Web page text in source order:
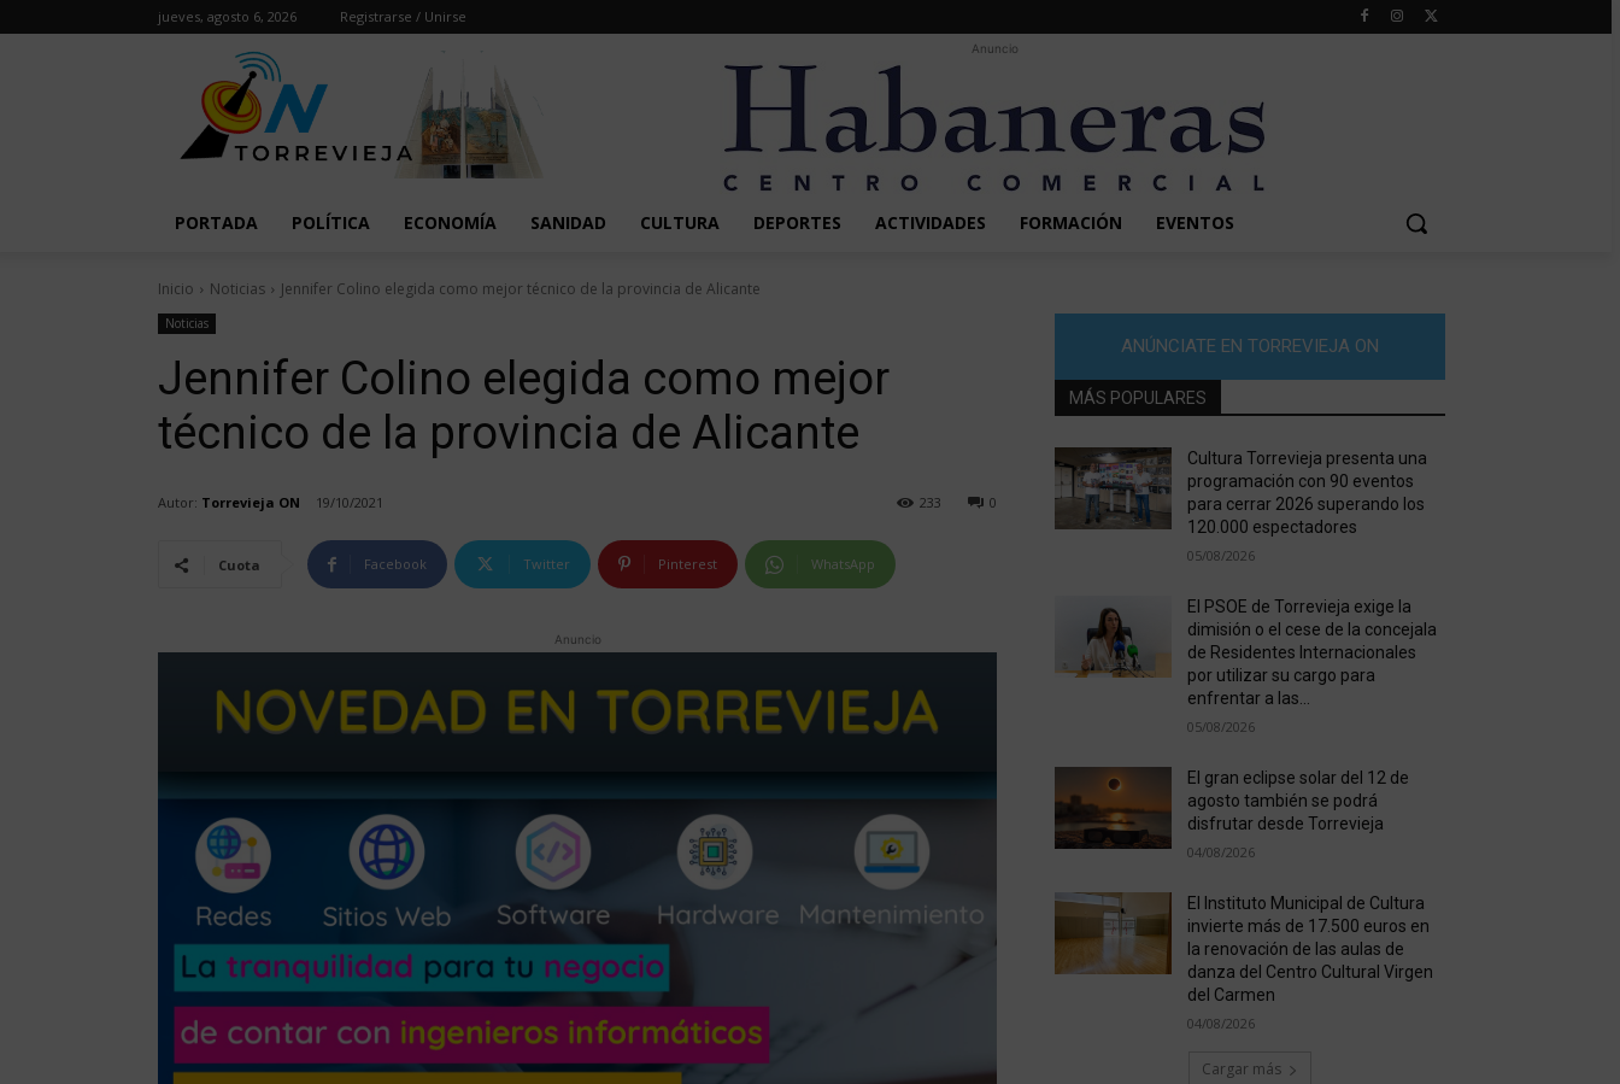
jueves, agosto 6, 2026 Registrarse / Unirse
Anuncio
PORTADA POLÍTICA ECONOMÍA SANIDAD CULTURA DEPORTES ACTIVIDADES FORMACIÓN EVENTOS
Inicio Noticias Jennifer Colino elegida como mejor técnico de la provincia de Alicante
Noticias
Jennifer Colino elegida como mejor
técnico de la provincia de Alicante
Autor: Torrevieja ON 19/10/2021 0
233
Cuota Facebook Twitter Pinterest WhatsApp
Anuncio
ANÚNCIATE EN TORREVIEJA ON
MÁS POPULARES
Cultura Torrevieja presenta una
programación con 90 eventos
para cerrar 2026 superando los
120.000 espectadores
05/08/2026
El PSOE de Torrevieja exige la
dimisión o el cese de la concejala
de Residentes Internacionales
por utilizar su cargo para
enfrentar a las...
05/08/2026
El gran eclipse solar del 12 de
agosto también se podrá
disfrutar desde Torrevieja
04/08/2026
El Instituto Municipal de Cultura
invierte más de 17.500 euros en
la renovación de las aulas de
danza del Centro Cultural Virgen
del Carmen
04/08/2026
Cargar más